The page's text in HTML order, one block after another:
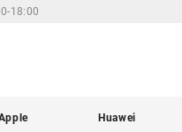
18:00
Huawei